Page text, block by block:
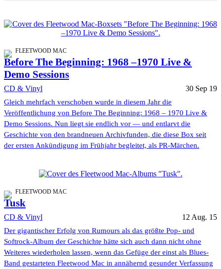
FLEETWOOD MAC
Before The Beginning: 1968 –1970 Live &
Demo Sessions
CD & Vinyl 30 Sep 19
Gleich mehrfach verschoben wurde in diesem Jahr die
Veröffentlichung von Before The Beginning: 1968 – 1970 Live &
Demo Sessions. Nun liegt sie endlich vor — und entlarvt die
Geschichte von den brandneuen Archivfunden, die diese Box seit
der ersten Ankündigung im Frühjahr begleitet, als PR-Märchen.
FLEETWOOD MAC
Tusk
CD & Vinyl 12 Aug. 15
Der gigantischer Erfolg von Rumours als das größte Pop- und
Softrock-Album der Geschichte hätte sich auch dann nicht ohne
Weiteres wiederholen lassen, wenn das Gefüge der einst als Blues-
Band gestarteten Fleetwood Mac in annähernd gesunder Verfassung